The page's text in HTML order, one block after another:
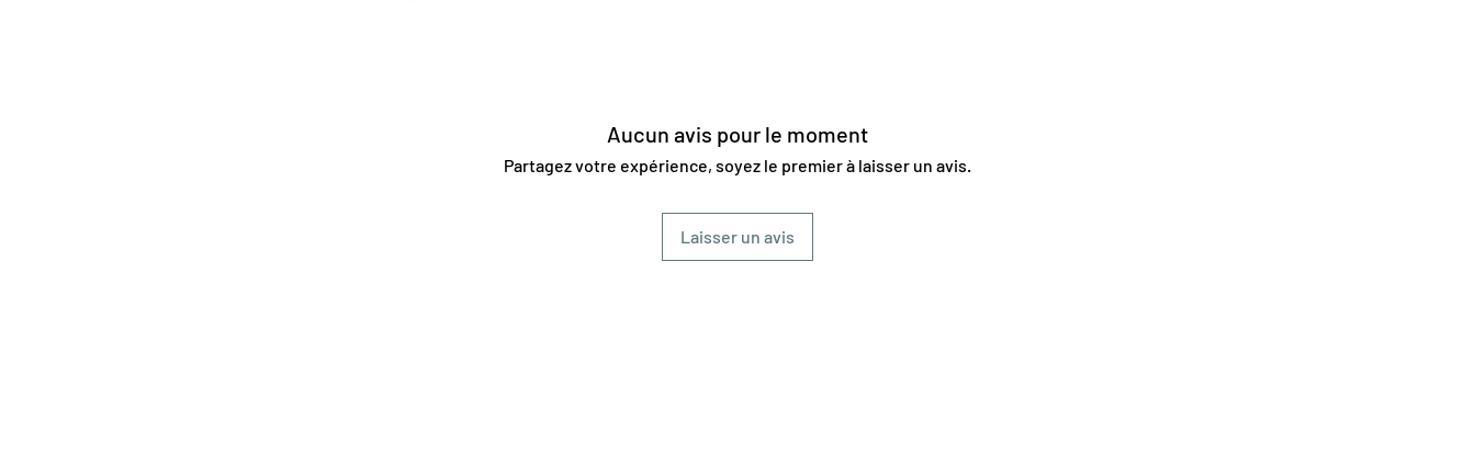
Aucun avis pour le moment
Partagez votre expérience, soyez le premier à laisser un avis.
Laisser un avis